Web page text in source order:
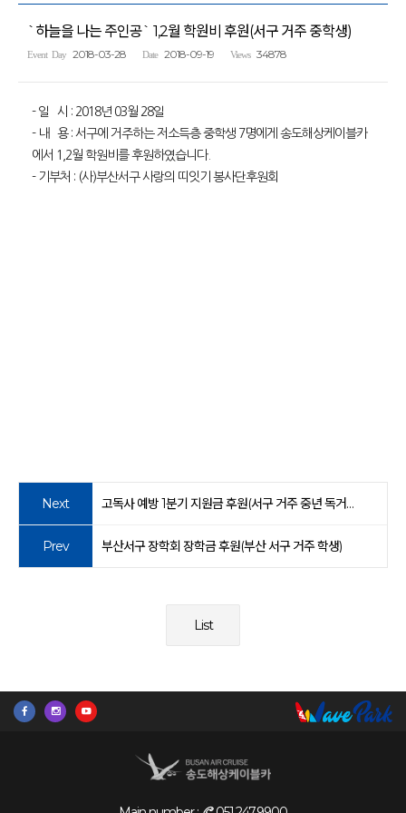
`하늘을 나는 주인공` 1,2월 학원비 후원(서구 거주 중학생)
Event Day 2018-03-28 Date 2018-09-19 Views 34878
- 일 시 : 2018년 03월 28일
- 내 용 : 서구에 거주하는 저소득층 중학생 7명에게 송도해상케이블카
에서 1,2월 학원비를 후원하였습니다.
- 기부처 : (사)부산서구 사랑의 띠잇기 봉사단후원회
Next 고독사 예방 1분기 지원금 후원(서구 거주 중년 독거남)
Prev 부산서구 장학회 장학금 후원(부산 서구 거주 학생)
List